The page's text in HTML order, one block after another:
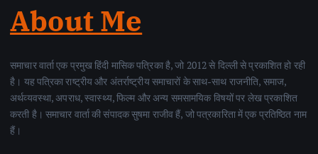
About Me
समाचार वार्ता एक प्रमुख हिंदी मासिक पत्रिका है, जो 2012 से दिल्ली से प्रकाशित हो रही
है। यह पत्रिका राष्ट्रीय और अंतर्राष्ट्रीय समाचारों के साथ-साथ राजनीति, समाज,
अर्थव्यवस्था, अपराध, स्वास्थ्य, फिल्म और अन्य समसामयिक विषयों पर लेख प्रकाशित
करती है। समाचार वार्ता की संपादक सुषमा राजीव हैं, जो पत्रकारिता में एक प्रतिष्ठित नाम
हैं।